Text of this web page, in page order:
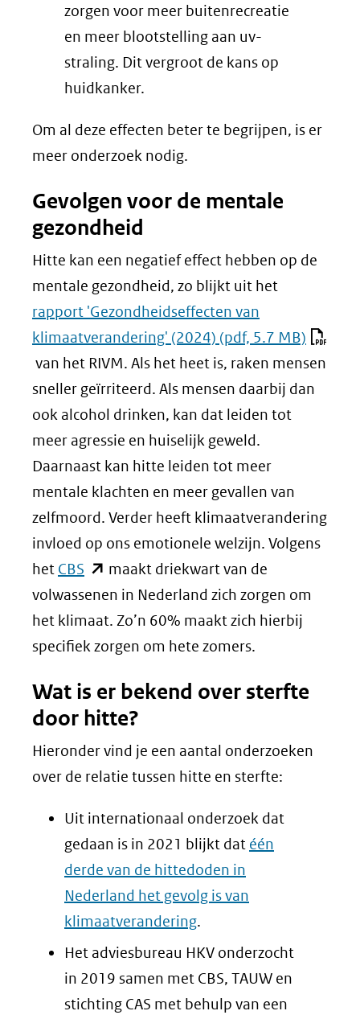
zorgen voor meer buitenrecreatie
en meer blootstelling aan uv-
straling. Dit vergroot de kans op
huidkanker.
Om al deze effecten beter te begrijpen, is er
meer onderzoek nodig.
Gevolgen voor de mentale
gezondheid
Hitte kan een negatief effect hebben op de
mentale gezondheid, zo blijkt uit het
rapport 'Gezondheidseffecten van
klimaatverandering' (2024) (pdf, 5.7 MB)
van het RIVM. Als het heet is, raken mensen
sneller geïrriteerd. Als mensen daarbij dan
ook alcohol drinken, kan dat leiden tot
meer agressie en huiselijk geweld.
Daarnaast kan hitte leiden tot meer
mentale klachten en meer gevallen van
zelfmoord. Verder heeft klimaatverandering
invloed op ons emotionele welzijn. Volgens
het CBS (opent
in
nieuw
venster)
naar
een
andere
website)
maakt driekwart van de
volwassenen in Nederland zich zorgen om
het klimaat. Zo’n 60% maakt zich hierbij
specifiek zorgen om hete zomers.
Wat is er bekend over sterfte
door hitte?
Hieronder vind je een aantal onderzoeken
over de relatie tussen hitte en sterfte:
Uit internationaal onderzoek dat
gedaan is in 2021 blijkt dat één
derde van de hittedoden in
Nederland het gevolg is van
klimaatverandering.
Het adviesbureau HKV onderzocht
in 2019 samen met CBS, TAUW en
stichting CAS met behulp van een